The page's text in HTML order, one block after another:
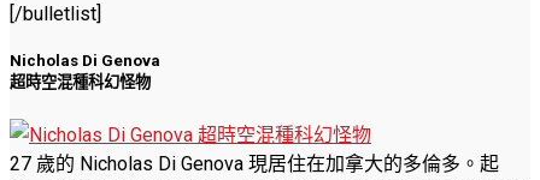
[/bulletlist]
Nicholas Di Genova
超時空混種科幻怪物
27 歲的 Nicholas Di Genova 現居住在加拿大的多倫多。起